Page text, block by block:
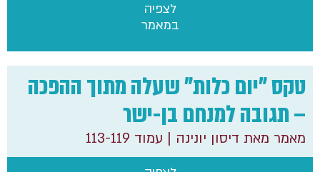
לצפיה
במאמר
טקס "יום כלות" שעלה מתוך ההפכה
– תגובה למנחם בן-ישר
מאמר מאת דיסון יונינה | עמוד 113-119